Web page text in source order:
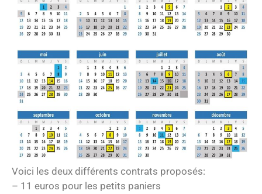
Voici les deux différents contrats proposés:
– 11 euros pour les petits paniers